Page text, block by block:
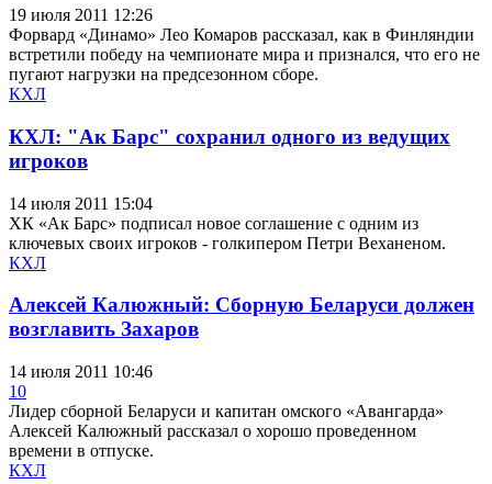
19 июля 2011 12:26
Форвард «Динамо» Лео Комаров рассказал, как в Финляндии
встретили победу на чемпионате мира и признался, что его не
пугают нагрузки на предсезонном сборе.
КХЛ
КХЛ: "Ак Барс" сохранил одного из ведущих
игроков
14 июля 2011 15:04
ХК «Ак Барс» подписал новое соглашение с одним из
ключевых своих игроков - голкипером Петри Веханеном.
КХЛ
Алексей Калюжный: Сборную Беларуси должен
возглавить Захаров
14 июля 2011 10:46
10
Лидер сборной Беларуси и капитан омского «Авангарда»
Алексей Калюжный рассказал о хорошо проведенном
времени в отпуске.
КХЛ